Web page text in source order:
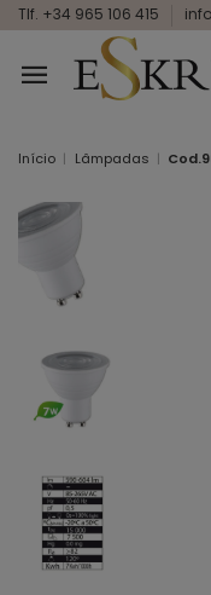
Tlf. +34 965 106 415
Início Lâmpadas